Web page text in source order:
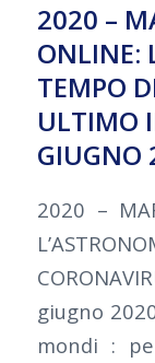
2020 –
ONLINE:
TEMPO
ULTIMO
GIUGNO
2020 –
giugno
mondi :